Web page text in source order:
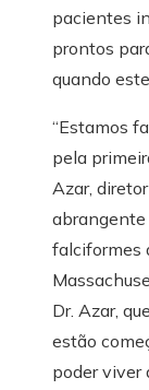
pacientes
prontos
quando
“Estamos
pela
Azar,
abrangente
falciformes
Dr. Azar,
estão
poder viver